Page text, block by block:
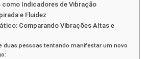
como Indicadores de Vibração
e Fluidez
Comparando Vibrações Altas e
duas pessoas tentando manifestar um novo